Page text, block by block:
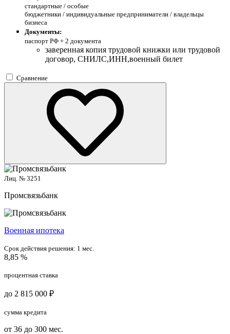
стандартные / особые
бюджетники / индивидуальные предприниматели / владельцы
бизнеса
Документы:
паспорт РФ + 2 документа
заверенная копия трудовой книжки или трудовой
договор, СНИЛС,ИНН,военный билет
Сравнение
Лиц. № 3251
Промсвязьбанк
Военная ипотека
Срок действия решения: 1 мес.
8,85 %
процентная ставка
до 2 815 000 ₽
сумма кредита
от 36 до 300 мес.